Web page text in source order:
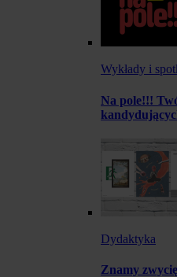
Wykłady i
Na pole!!!
Dydaktyka
Znamy